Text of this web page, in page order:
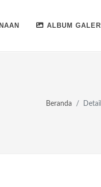
ALBUM GALERI
Beranda Detail